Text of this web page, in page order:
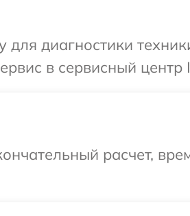
диагностики
в сервисный центр
расчет,